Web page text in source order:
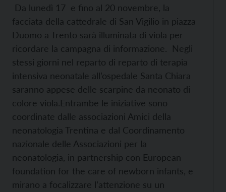
Da lunedì 17 e fino al 20 novembre, la
facciata della cattedrale di San Vigilio in piazza
Duomo a Trento sarà illuminata di viola per
ricordare la campagna di informazione. Negli
stessi giorni nel reparto di reparto di terapia
intensiva neonatale all’ospedale Santa Chiara
saranno appese delle scarpine da neonato di
colore viola.Entrambe le iniziative sono
coordinate dalle associazioni Amici della
neonatologia Trentina e dal Coordinamento
nazionale delle Associazioni per la
neonatologia, in partnership con European
foundation for the care of newborn infants, e
mirano a focalizzare l’attenzione su un